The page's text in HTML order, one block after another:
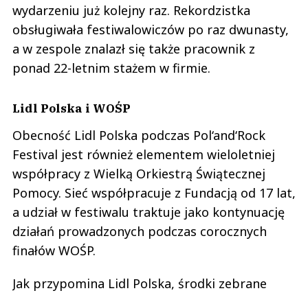
wydarzeniu już kolejny raz. Rekordzistka
obsługiwała festiwalowiczów po raz dwunasty,
a w zespole znalazł się także pracownik z
ponad 22-letnim stażem w firmie.
Lidl Polska i WOŚP
Obecność Lidl Polska podczas Pol‘and‘Rock
Festival jest również elementem wieloletniej
współpracy z Wielką Orkiestrą Świątecznej
Pomocy. Sieć współpracuje z Fundacją od 17 lat,
a udział w festiwalu traktuje jako kontynuację
działań prowadzonych podczas corocznych
finałów WOŚP.
Jak przypomina Lidl Polska, środki zebrane